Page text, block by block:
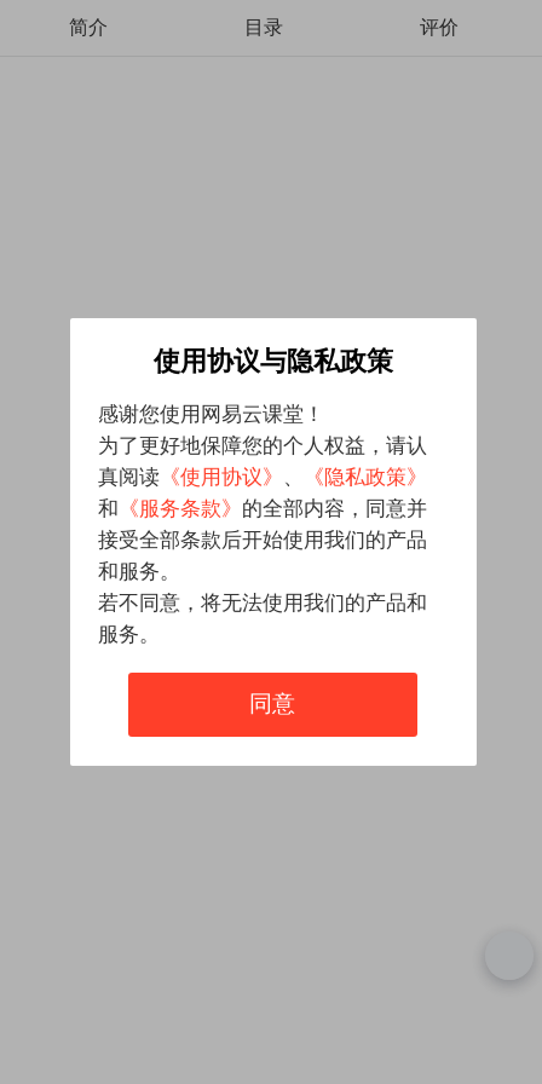
简介 目录 评价
使用协议与隐私政策
感谢您使用网易云课堂！
为了更好地保障您的个人权益，请认
真阅读 《使用协议》 、
《隐私政策》
和 《服务条款》 的全部内容，同意并
接受全部条款后开始使用我们的产品
和服务。
若不同意，将无法使用我们的产品和
服务。
同意